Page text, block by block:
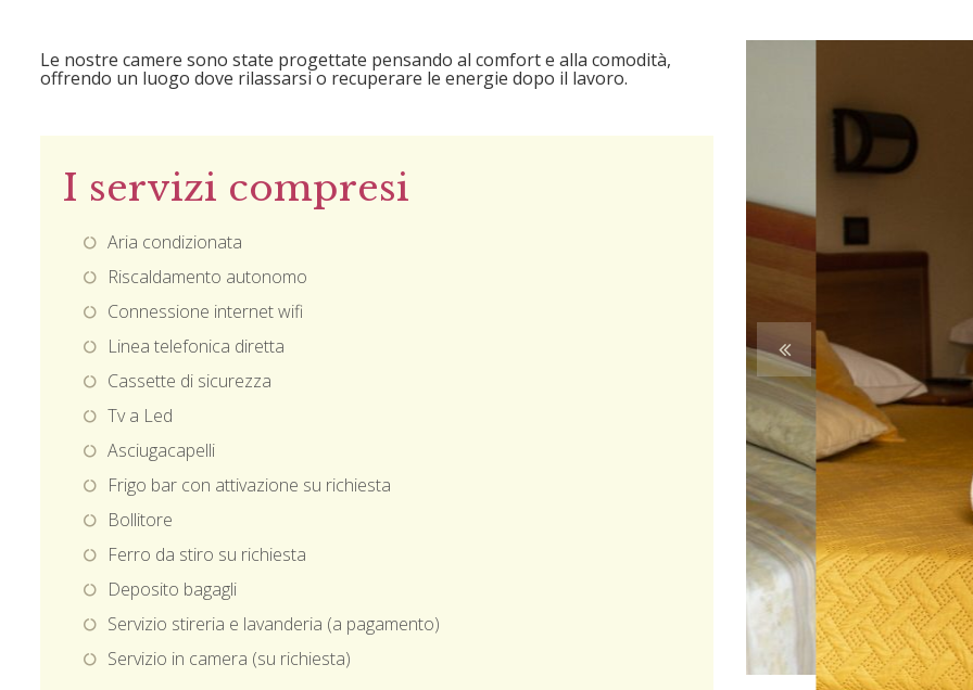
Le nostre camere sono state progettate pensando al comfort e alla comodità,
offrendo un luogo dove rilassarsi o recuperare le energie dopo il lavoro.
I servizi compresi
Aria condizionata
Riscaldamento autonomo
Connessione internet wifi
Linea telefonica diretta
Cassette di sicurezza
Tv a Led
Asciugacapelli
Frigo bar con attivazione su richiesta
Bollitore
Ferro da stiro su richiesta
Deposito bagagli
Servizio stireria e lavanderia (a pagamento)
Servizio in camera (su richiesta)